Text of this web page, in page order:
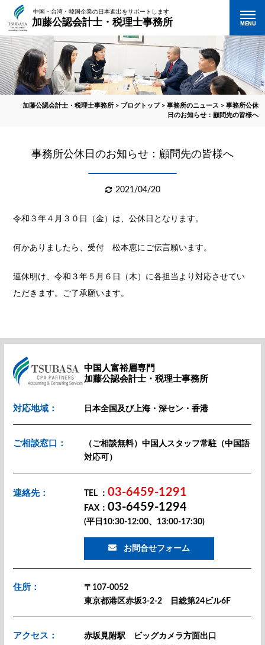
中国・台湾・韓国企業の日本進出をサポートします
加藤公認会計士・税理士事務所 MENU
加藤公認会計士・税理士事務所 > ブログトップ > 事務所のニュース > 事務所公休
日のお知らせ：顧問先の皆様へ
事務所公休日のお知らせ：顧問先の皆様へ
2021/04/20
令和３年４月３０日（金）は、公休日となります。
何かありましたら、受付 松本恵にご伝言願います。
連休明け、令和３年５月６日（木）に各担当より対応させてい
ただきます。ご了承願います。
中国人富裕層専門
加藤公認会計士・税理士事務所
対応地域： 日本全国及び上海・深セン・香港
ご相談窓口：
（ご相談無料）中国人スタッフ常駐（中国語
対応可）
連絡先： TEL ：03-6459-1291
FAX：03-6459-1294
(平日10:30-12:00、13:00-17:30)
お問合せフォーム
住所：
〒107-0052
東京都港区赤坂3-2-2 日総第24ビル6F
アクセス：
赤坂見附駅 ビッグカメラ方面出口